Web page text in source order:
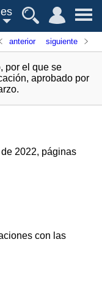
es
anterior siguiente
por el que se
aprobado por
2022, páginas
con las